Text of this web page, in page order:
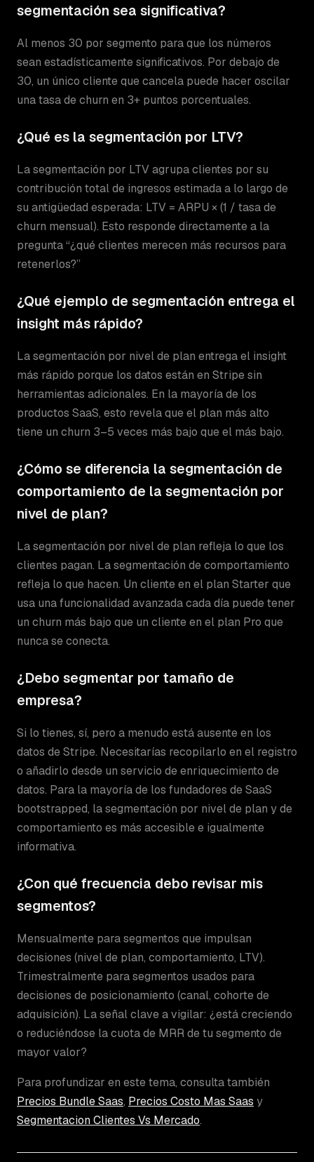
segmentación sea significativa?
Al menos 30 por segmento para que los números
sean estadísticamente significativos. Por debajo de
30, un único cliente que cancela puede hacer oscilar
una tasa de churn en 3+ puntos porcentuales.
¿Qué es la segmentación por LTV?
La segmentación por LTV agrupa clientes por su
contribución total de ingresos estimada a lo largo de
su antigüedad esperada: LTV = ARPU × (1 / tasa de
churn mensual). Esto responde directamente a la
pregunta “¿qué clientes merecen más recursos para
retenerlos?”
¿Qué ejemplo de segmentación entrega el
insight más rápido?
La segmentación por nivel de plan entrega el insight
más rápido porque los datos están en Stripe sin
herramientas adicionales. En la mayoría de los
productos SaaS, esto revela que el plan más alto
tiene un churn 3–5 veces más bajo que el más bajo.
¿Cómo se diferencia la segmentación de
comportamiento de la segmentación por
nivel de plan?
La segmentación por nivel de plan refleja lo que los
clientes pagan. La segmentación de comportamiento
refleja lo que hacen. Un cliente en el plan Starter que
usa una funcionalidad avanzada cada día puede tener
un churn más bajo que un cliente en el plan Pro que
nunca se conecta.
¿Debo segmentar por tamaño de
empresa?
Si lo tienes, sí, pero a menudo está ausente en los
datos de Stripe. Necesitarías recopilarlo en el registro
o añadirlo desde un servicio de enriquecimiento de
datos. Para la mayoría de los fundadores de SaaS
bootstrapped, la segmentación por nivel de plan y de
comportamiento es más accesible e igualmente
informativa.
¿Con qué frecuencia debo revisar mis
segmentos?
Mensualmente para segmentos que impulsan
decisiones (nivel de plan, comportamiento, LTV).
Trimestralmente para segmentos usados para
decisiones de posicionamiento (canal, cohorte de
adquisición). La señal clave a vigilar: ¿está creciendo
o reduciéndose la cuota de MRR de tu segmento de
mayor valor?
Para profundizar en este tema, consulta también
Precios Bundle Saas, Precios Costo Mas Saas y
Segmentacion Clientes Vs Mercado.